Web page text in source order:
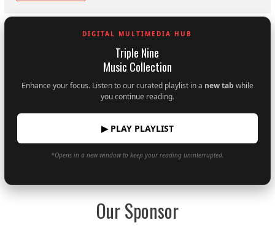
DIGITAL MULTIMEDIA HUB
Triple Nine
Music Collection
Enhance your focus. Listen to our curated playlist in a new tab while
you continue reading.
▶ PLAY PLAYLIST
*Opens in a new window to keep your reading uninterrupted.
Our Sponsor